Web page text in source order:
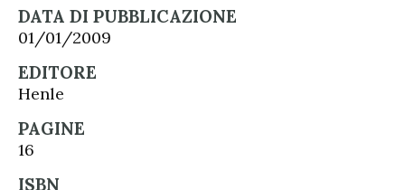
DATA DI PUBBLICAZIONE
01/01/2009
EDITORE
Henle
PAGINE
16
ISBN